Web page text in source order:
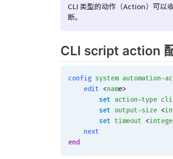
CLI 类型的动作（Action）可以
断。
CLI script action
config system automation-
    edit
<name>
        set
action-type
        set
output-size <
        set
timeout <intege
    next
end